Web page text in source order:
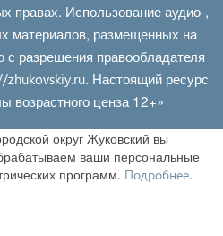
правах. Использование аудио-,
материалов, размещенных на
с разрешения правообладателя
zhukovskiy.ru. Настоящий ресурс
возрастного ценза 12+»
округ Жуковский вы
ваши персональные
программ. Подробнее.